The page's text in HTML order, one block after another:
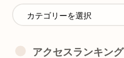
アクセスランキング